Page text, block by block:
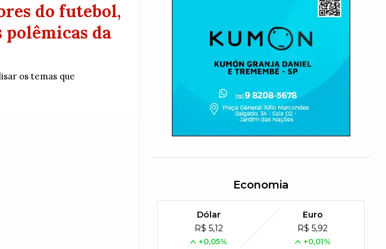
do futebol,
da
os temas que
Economia
Dólar
R$ 5,12
+0,05%
Euro
R$ 5,92
+0,01%